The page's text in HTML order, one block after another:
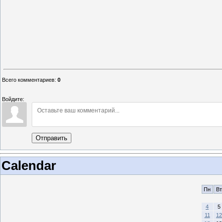
Всего комментариев: 0
Войдите:
Отправить
Calendar
Пн Вт
4
5
11
12